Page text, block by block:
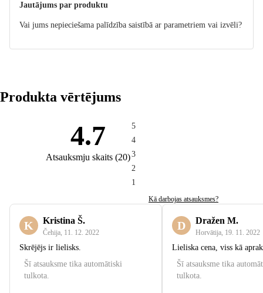
Jautājums par produktu
Vai jums nepieciešama palīdzība saistībā ar parametriem vai izvēli?
Produkta vērtējums
4.7
Atsauksmju skaits (20)
5
4
3
2
1
Kā darbojas atsauksmes?
K Kristina Š.
Čehija 11. 12. 2022
Skrējējs ir lielisks.
Šī atsauksme tika automātiski
tulkota.
D Dražen M.
Horvātija 19. 11. 2022
Lieliska cena, viss kā
Šī atsauksme tika
tulkota.